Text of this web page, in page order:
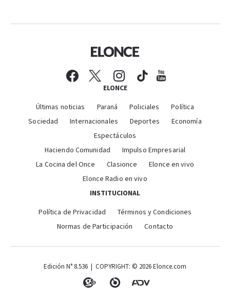
ELONCE
Últimas noticias Paraná Policiales
Política
Sociedad
Internacionales Deportes
Economía
Espectáculos
Haciendo Comunidad
Impulso Empresarial
La Cocina del Once
Clasionce
Elonce en vivo
Elonce Radio en vivo
INSTITUCIONAL
Política de Privacidad
Términos y Condiciones
Normas de Participación
Contacto
Edición N° 8.536 | COPYRIGHT: © 2026 Elonce.com